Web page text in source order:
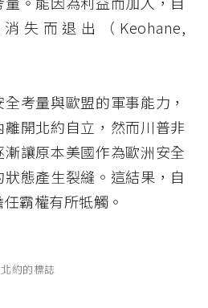
失而退出（Keohane,
考量與歐盟的軍事能力，
開北約自立，然而川普非
讓原本美國作為歐洲安全
態產生裂縫。這結果，自
霸權有所牴觸。
北約的標誌